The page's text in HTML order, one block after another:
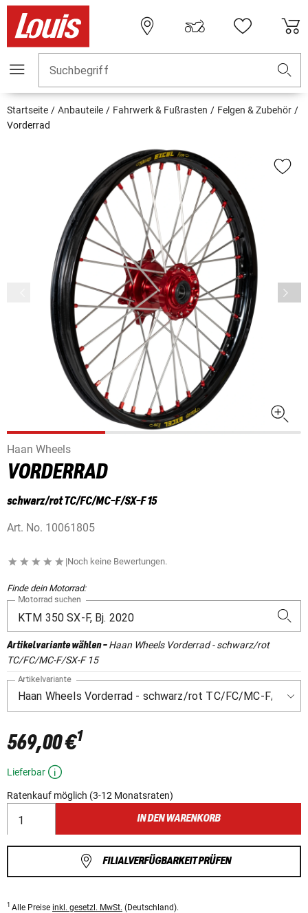
Suchbegriff
Startseite Anbauteile Fahrwerk & Fußrasten
Felgen & Zubehör
Vorderrad
Haan Wheels
VORDERRAD
schwarz/rot TC/FC/MC-F/SX-F 15
Art. No. 10061805
|Noch keine Bewertungen.
Finde dein Motorrad:
Motorrad suchen
Artikelvariante wählen-Haan Wheels Vorderrad - schwarz/rot
TC/FC/MC-F/SX-F 15
Artikelvariante
569,00 €1
Lieferbar
Ratenkauf möglich (3-12 Monatsraten)
IN DEN WARENKORB
FILIALVERFÜGBARKEIT PRÜFEN
1 Alle Preise inkl. gesetzl. MwSt. (Deutschland).